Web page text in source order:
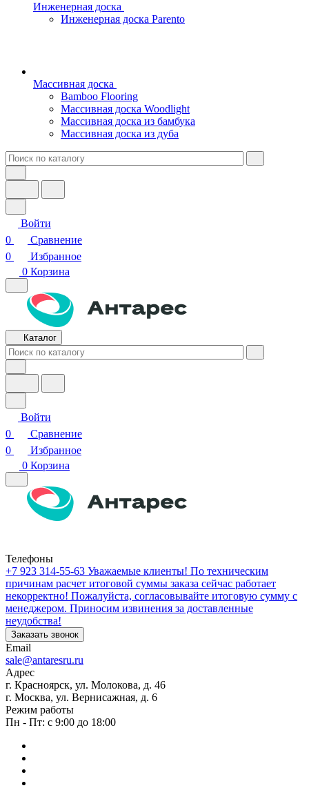
Инженерная доска
Инженерная доска Parento
Массивная доска
Bamboo Flooring
Массивная доска Woodlight
Массивная доска из бамбука
Массивная доска из дуба
Войти
0
Сравнение
0
Избранное
0 Корзина
Каталог
Войти
0
Сравнение
0
Избранное
0 Корзина
Телефоны
+7 923 314-55-63 Уважаемые клиенты! По техническим
причинам расчет итоговой суммы заказа сейчас работает
некорректно! Пожалуйста, согласовывайте итоговую сумму с
менеджером. Приносим извинения за доставленные
неудобства!
Заказать звонок
Email
sale@antaresru.ru
Адрес
г. Красноярск, ул. Молокова, д. 46
г. Москва, ул. Вернисажная, д. 6
Режим работы
Пн - Пт: с 9:00 до 18:00